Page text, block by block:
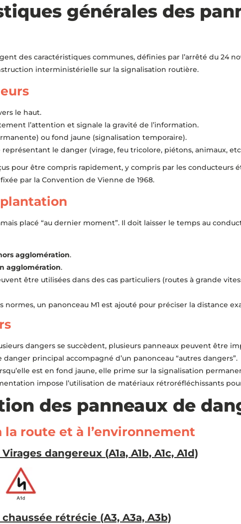
générales des
des caractéristiques communes, définies par l’arrêté du 24
interministérielle sur la signalisation routière.
le haut.
l’attention et signale la gravité de l’information.
ou fond jaune (signalisation temporaire).
le danger (virage, feu tricolore, piétons, animaux,
pour être compris rapidement, y compris par les conducteurs
par la Convention de Vienne de 1968.
placé “au dernier moment”. Il doit laisser le temps au
agglomération.
agglomération.
être utilisées dans des cas particuliers (routes à grande
un panonceau M1 est ajouté pour préciser la distance
dangers se succèdent, plusieurs panneaux peuvent être
principal accompagné d’un panonceau “autres dangers”.
est en fond jaune, elle prime sur la signalisation
impose l’utilisation de matériaux rétroréfléchissants
des panneaux de
la route et à l’environnement
dangereux (A1a, A1b, A1c, A1d)
rétrécie (A3, A3a, A3b)